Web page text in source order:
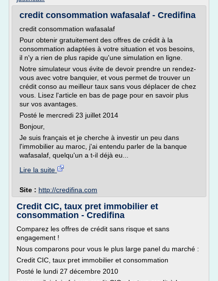
credit consommation wafasalaf - Credifina
credit consommation wafasalaf
Pour obtenir gratuitement des offres de crédit à la
consommation adaptées à votre situation et vos besoins,
il n'y a rien de plus rapide qu'une simulation en ligne.
Notre simulateur vous évite de devoir prendre un rendez-
vous avec votre banquier, et vous permet de trouver un
crédit conso au meilleur taux sans vous déplacer de chez
vous. Lisez l'article en bas de page pour en savoir plus
sur vos avantages.
Posté le mercredi 23 juillet 2014
Bonjour,
Je suis français et je cherche à investir un peu dans
l'immobilier au maroc, j'ai entendu parler de la banque
wafasalaf, quelqu'un a t-il déjà eu...
Lire la suite
Site : http://credifina.com
Credit CIC, taux pret immobilier et
consommation - Credifina
Comparez les offres de crédit sans risque et sans
engagement !
Nous comparons pour vous le plus large panel du marché :
Credit CIC, taux pret immobilier et consommation
Posté le lundi 27 décembre 2010